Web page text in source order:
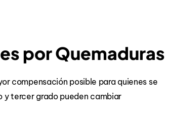
por Quemaduras
compensación posible para quienes se
y tercer grado pueden cambiar